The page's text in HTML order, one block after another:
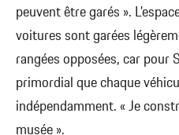
peuvent être garés ».
voitures sont garées
rangées opposées, car pour
primordial que chaque
indépendamment. « Je
musée ».